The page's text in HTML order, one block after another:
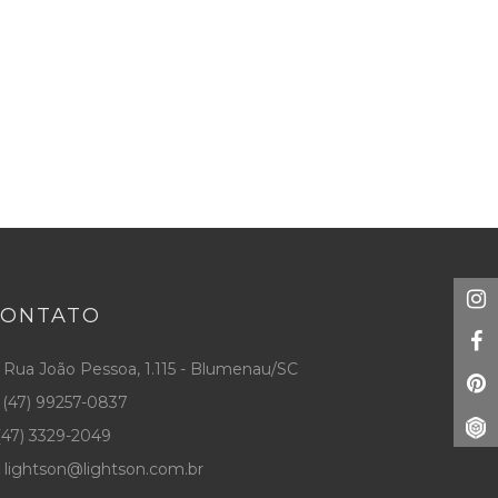
Rua João Pessoa, 1.115 - Blumenau/SC
(47) 99257-0837
3329-2049
lightson@lightson.com.br